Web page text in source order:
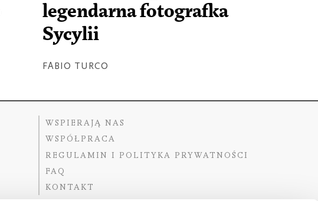
legendarna fotografka
Sycylii
FABIO TURCO
WSPIERAJĄ NAS
WSPÓŁPRACA
REGULAMIN I POLITYKA PRYWATNOŚCI
FAQ
KONTAKT